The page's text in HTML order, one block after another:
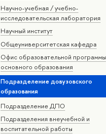
Научно-учебная / учебно-
исследовательская лаборатория
Научный институт
Общеуниверситетская кафедра
Офис образовательной программы
основного образования
Подразделение довузовского
образования
Подразделение ДПО
Подразделения внеучебной и
воспитательной работы